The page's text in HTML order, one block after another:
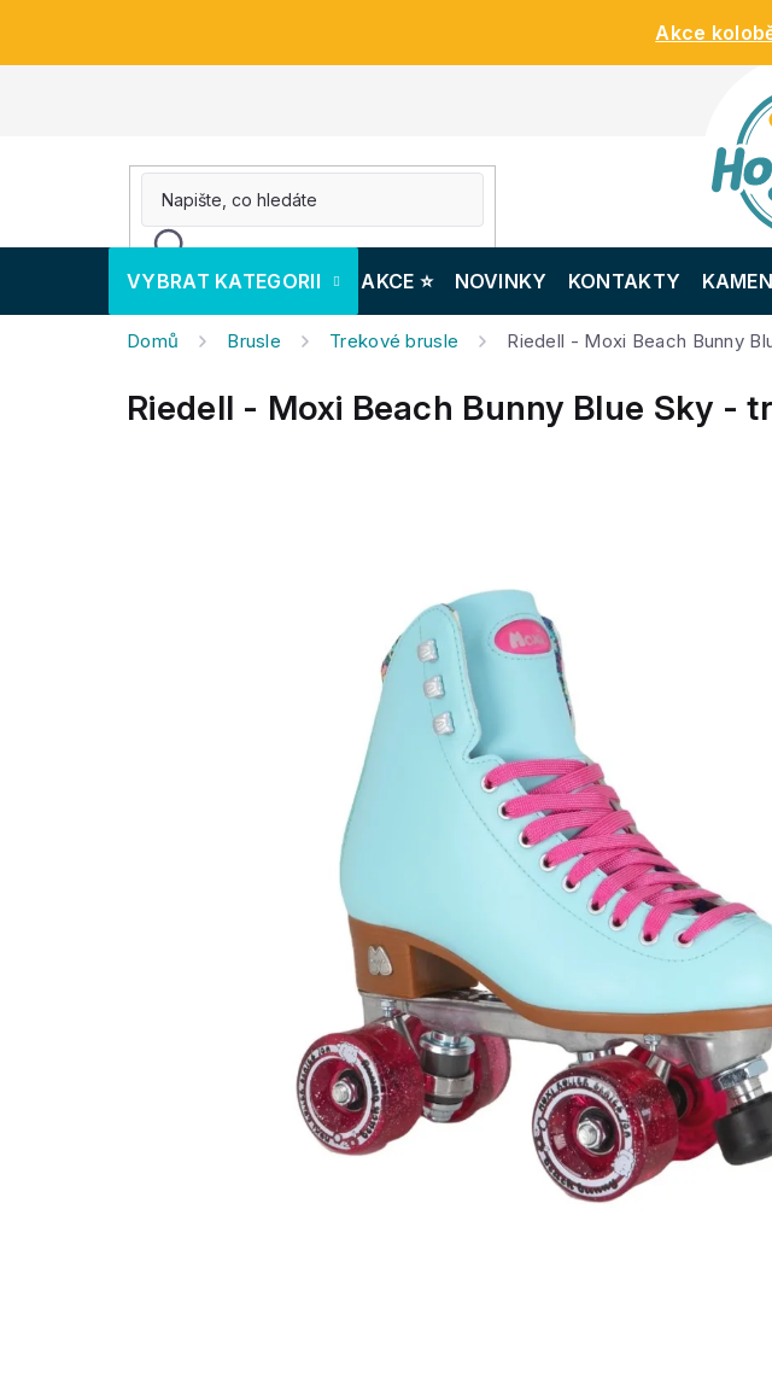
Akce
VYBRAT KATEGORII AKCE ⭐️ NOVINKY KONTAKTY
Domů Brusle Trekové brusle Riedell - Moxi Beach Bunny
Riedell - Moxi Beach Bunny Blue Sky -